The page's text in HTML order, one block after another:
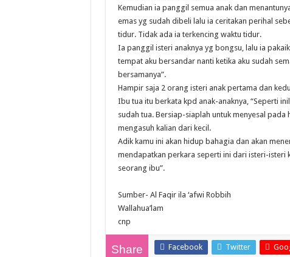
Kemudian ia panggil semua anak dan
emas yg sudah dibeli lalu ia ceritakan perihal
tidur. Tidak ada ia terkencing waktu tidur.
Ia panggil isteri anaknya yg bongsu, lalu ia
tempat aku bersandar nanti ketika aku sudah
bersamanya”.
Hampir saja 2 orang isteri anak pertama dan
Ibu tua itu berkata kpd anak-anaknya, “Seperti
sudah tua. Bersiap-siaplah untuk menyesal pada
mengasuh kalian dari kecil.
Adik kamu ini akan hidup bahagia dan akan
mendapatkan perkara seperti ini dari isteri-isteri
seorang ibu”.
Sumber- Al Faqir ila ‘afwi Robbih
Wallahua’lam
cnp
Share Facebook Twitter